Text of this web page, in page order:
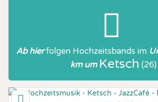
Ab hierfolgen Hochzeitsbands im
km um Ketsch (26)